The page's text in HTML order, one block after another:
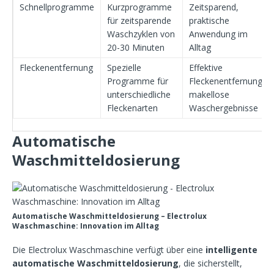
Schnellprogramme
Kurzprogramme
für zeitsparende
Waschzyklen von
20-30 Minuten
Zeitsparend,
praktische
Anwendung im
Alltag
Fleckenentfernung
Spezielle
Programme für
unterschiedliche
Fleckenarten
Effektive
Fleckenentfernung,
makellose
Waschergebnisse
Automatische
Waschmitteldosierung
Automatische Waschmitteldosierung – Electrolux
Waschmaschine: Innovation im Alltag
Die Electrolux Waschmaschine verfügt über eine intelligente
automatische Waschmitteldosierung, die sicherstellt,